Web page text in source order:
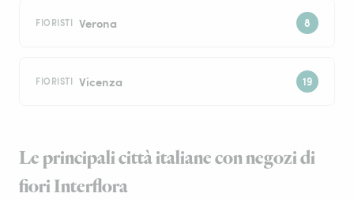
FIORISTI Verona
FIORISTI Vicenza
Le principali città italiane con negozi di
fiori Interflora